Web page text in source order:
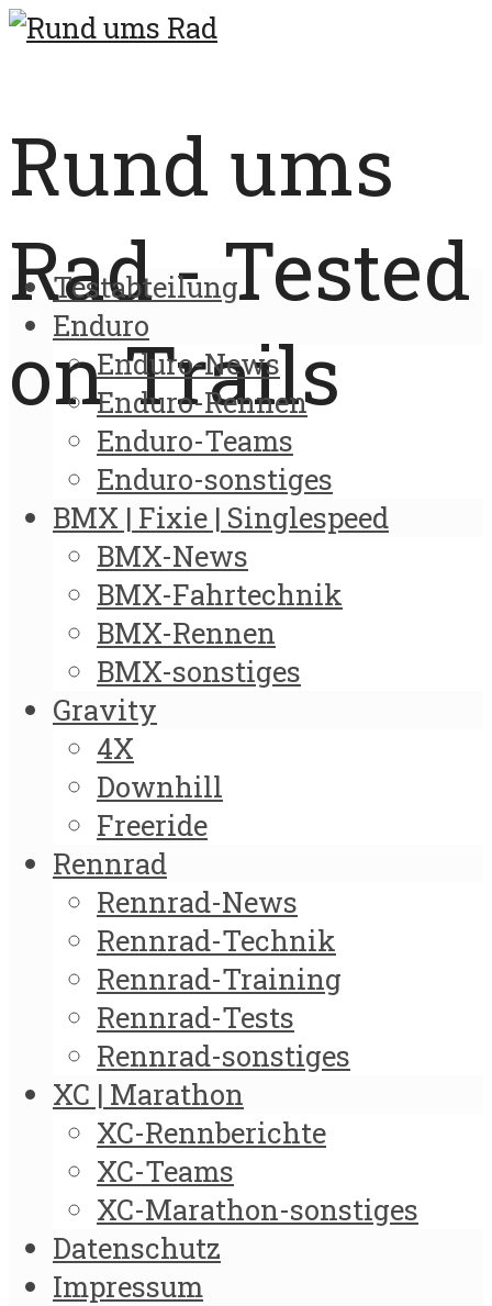
Rund ums
Rad - Tested
on Trails
Testabteilung
Enduro
Enduro-News
Enduro-Rennen
Enduro-Teams
Enduro-sonstiges
BMX | Fixie | Singlespeed
BMX-News
BMX-Fahrtechnik
BMX-Rennen
BMX-sonstiges
Gravity
4X
Downhill
Freeride
Rennrad
Rennrad-News
Rennrad-Technik
Rennrad-Training
Rennrad-Tests
Rennrad-sonstiges
XC | Marathon
XC-Rennberichte
XC-Teams
XC-Marathon-sonstiges
Datenschutz
Impressum